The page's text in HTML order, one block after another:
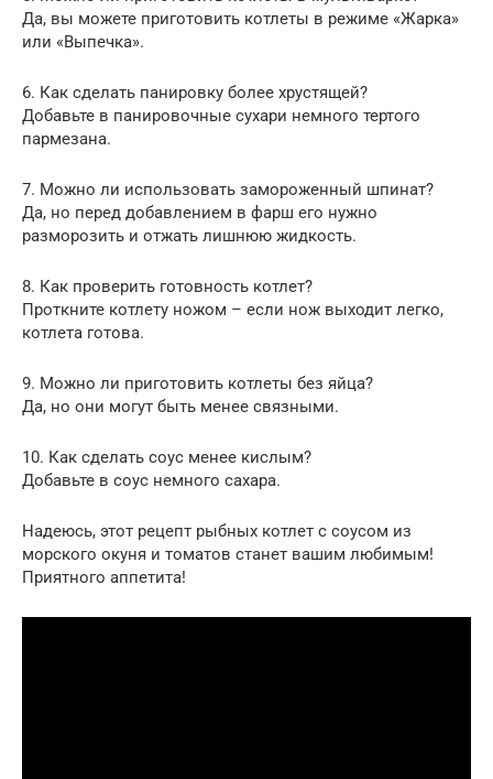
Да, вы можете приготовить котлеты в режиме «Жарка»
или «Выпечка».
6. Как сделать панировку более хрустящей?
Добавьте в панировочные сухари немного тертого
пармезана.
7. Можно ли использовать замороженный шпинат?
Да, но перед добавлением в фарш его нужно
разморозить и отжать лишнюю жидкость.
8. Как проверить готовность котлет?
Проткните котлету ножом – если нож выходит легко,
котлета готова.
9. Можно ли приготовить котлеты без яйца?
Да, но они могут быть менее связными.
10. Как сделать соус менее кислым?
Добавьте в соус немного сахара.
Надеюсь, этот рецепт рыбных котлет с соусом из
морского окуня и томатов станет вашим любимым!
Приятного аппетита!